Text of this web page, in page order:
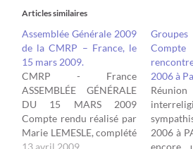
Articles similaires
Assemblée Générale 2009
de la CMRP – France, le
15 mars 2009.
CMRP - France
ASSEMBLÉE GÉNÉRALE
DU 15 MARS 2009
Compte rendu réalisé par
Marie LEMESLE, complété
par des notes de divers
13 avril 2009
2006 à
2006 à
encore,